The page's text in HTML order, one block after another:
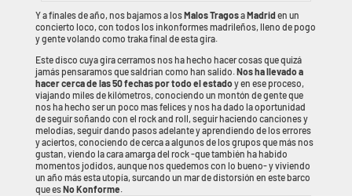
Y a finales de año, nos bajamos a losMalos TragosaMadriden un
concierto loco, con todos los inkonformes madrileños, lleno de pogo
y gente volando como traka final de esta gira.
Este disco cuya gira cerramos nos ha hecho hacer cosas que quizá
jamás pensaramos que saldrian como han salido.Nos ha llevado a
hacer cerca de las 50 fechas por todo el estadoy en ese proceso,
viajando miles de kilómetros, conociendo un montón de gente que
nos ha hecho ser un poco mas felices y nos ha dado la oportunidad
de seguir soñando con el rock and roll, seguir haciendo canciones y
melodías, seguir dando pasos adelante y aprendiendo de los errores
y aciertos, conociendo de cerca a algunos de los grupos que más nos
gustan, viendo la cara amarga del rock -que también ha habido
momentos jodidos, aunque nos quedemos con lo bueno- y viviendo
un año más esta utopía, surcando un mar de distorsión en este barco
que esNo Konforme.